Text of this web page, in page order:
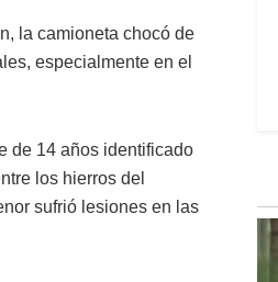
la camioneta chocó de
especialmente en el
de 14 años identificado
los hierros del
sufrió lesiones en las